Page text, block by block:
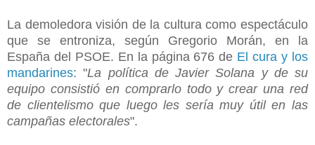
La demoledora visión de la cultura como espectáculo
que se entroniza, según Gregorio Morán, en la
España del PSOE. En la página 676 de El cura y los
mandarines: "La política de Javier Solana y de su
equipo consistió en comprarlo todo y crear una red
de clientelismo que luego les sería muy útil en las
campañas electorales".